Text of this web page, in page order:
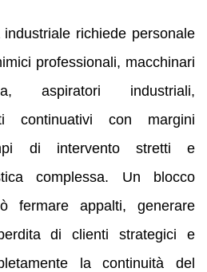
richiede personale
professionali, macchinari
aspiratori industriali,
continuativi con margini
di intervento stretti e
complessa. Un blocco
fermare appalti, generare
di clienti strategici e
la continuità del